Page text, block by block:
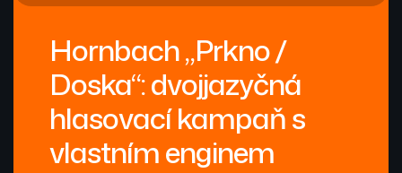
Hornbach „Prkno /
Doska“: dvojjazyčná
hlasovací kampaň s
vlastním enginem